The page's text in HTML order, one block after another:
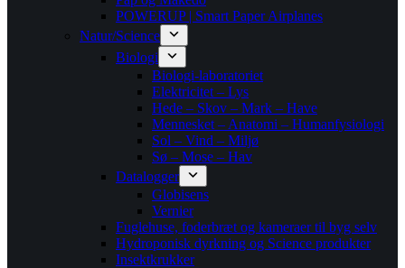
POWERUP | Smart Paper Airplanes
Natur/Science
Biologi
Biologi-laboratoriet
Elektricitet – Lys
Hede – Skov – Mark – Have
Mennesket – Anatomi – Humanfysiologi
Sol – Vind – Miljø
Sø – Mose – Hav
Datalogger
Globisens
Vernier
Fuglehuse, foderbræt og kameraer til byg selv
Hydroponisk dyrkning og Science produkter
Insektkrukker